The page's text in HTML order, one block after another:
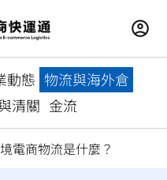
動態 物流與海外倉
清關 金流
電商物流是什麼？